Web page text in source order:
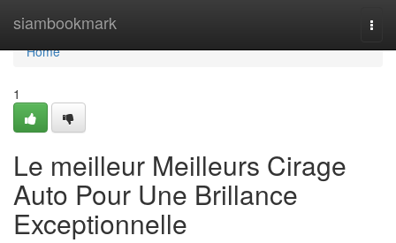
siambookmark
Home
Home
1
Le meilleur Meilleurs Cirage
Auto Pour Une Brillance
Exceptionnelle